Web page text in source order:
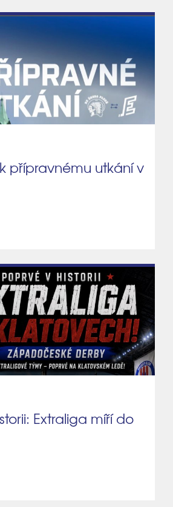
přípravnému utkání v
Extraliga míří do